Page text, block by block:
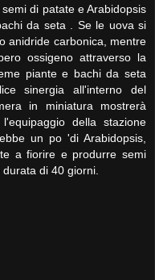
di patate e Arabidopsis
da seta . Se le uova si
anidride carbonica, mentre
ossigeno attraverso la
piante e bachi da seta
sinergia all'interno del
in miniatura mostrerà
della stazione
un po 'di Arabidopsis,
a fiorire e produrre semi
di 40 giorni.